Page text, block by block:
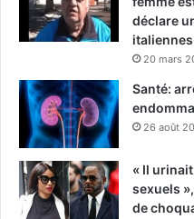
déclare
20 mars
Santé:
26 août
« Il
sexuels
de